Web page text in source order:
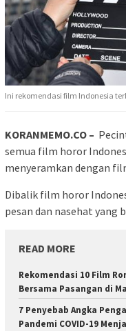
Ini rekomendasi film Indonesia
KORANMEMO.CO –
semua film horor
menyeramkan dengan
Dibalik film horor
pesan dan nasehat yang
READ MORE
Rekomendasi 10 Film
Bersama Pasangan di
7 Penyebab Angka
Pandemi COVID-19